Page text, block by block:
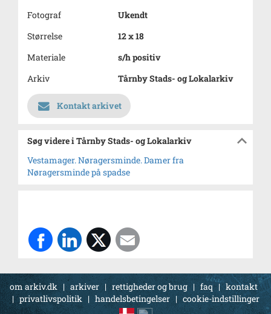
Fotograf
Ukendt
Størrelse
12 x 18
Materiale
s/h positiv
Arkiv
Tårnby Stads- og Lokalarkiv
Kontakt arkivet
Søg videre i Tårnby Stads- og Lokalarkiv
Vestamager. Nøragersminde. Damer fra
Nøragersminde på spadse
om arkiv.dk | arkiver | rettigheder og brug | faq | kontakt
|privatlivspolitik | handelsbetingelser | cookie-indstillinger